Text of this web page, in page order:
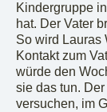
Kindergruppe
hat. Der Vater
So wird Lauras
Kontakt zum
würde den
sie das tun.
versuchen, im